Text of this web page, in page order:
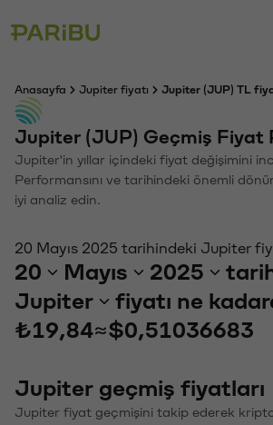
Anasayfa Jupiter fiyatı Jupiter (JUP) TL
Jupiter (JUP) Geçmiş Fiyat
Jupiter'in yıllar içindeki fiyat değişimini
Performansını ve tarihindeki önemli
iyi analiz edin.
20 Mayıs 2025 tarihindeki Jupiter
20 Mayıs 2025
Jupiter
fiyatı ne
₺19,84≈$0,51036683
Jupiter geçmiş fiyatları
Jupiter fiyat geçmişini takip ederek kripto